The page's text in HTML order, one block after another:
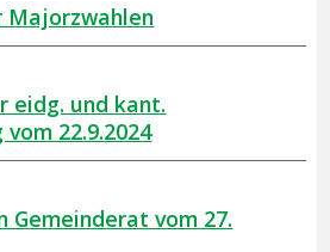
eidg. und kant.
22.9.2024
Gemeinderat vom 27.